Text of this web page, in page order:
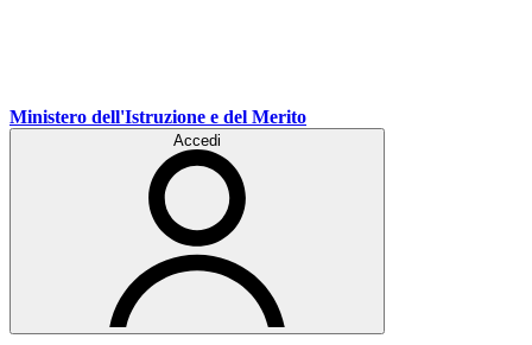
Ministero dell'Istruzione e del Merito
Accedi